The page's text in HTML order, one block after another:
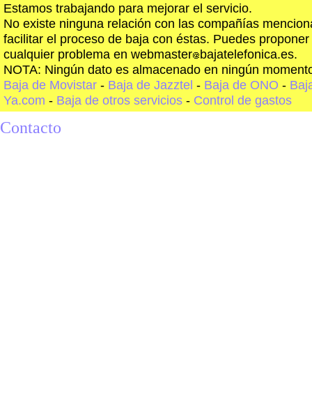
Estamos trabajando para mejorar el servicio.
No existe ninguna relación con las compañías
facilitar el proceso de baja con éstas. Puedes
cualquier problema en webmaster bajatelefonica.es.
NOTA: Ningún dato es almacenado en ningún
Baja de Movistar - Baja de Jazztel - Baja de ONO -
Ya.com - Baja de otros servicios - Control de gastos
Contacto